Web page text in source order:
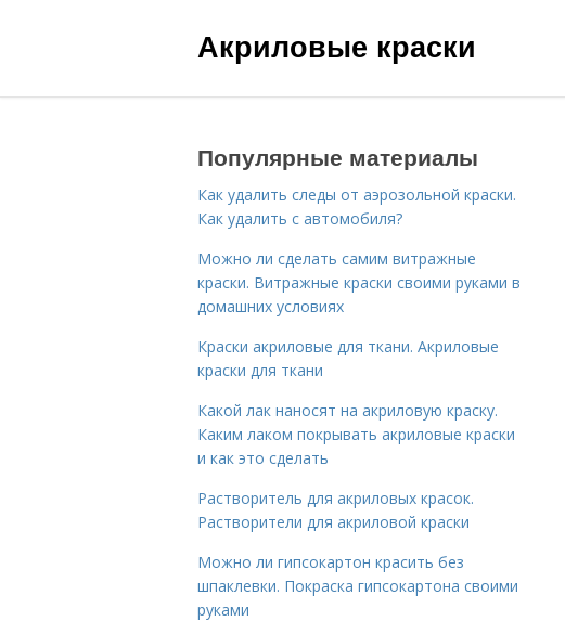
Акриловые краски
Популярные материалы
Как удалить следы от аэрозольной краски.
Как удалить с автомобиля?
Можно ли сделать самим витражные
краски. Витражные краски своими руками в
домашних условиях
Краски акриловые для ткани. Акриловые
краски для ткани
Какой лак наносят на акриловую краску.
Каким лаком покрывать акриловые краски
и как это сделать
Растворитель для акриловых красок.
Растворители для акриловой краски
Можно ли гипсокартон красить без
шпаклевки. Покраска гипсокартона своими
руками